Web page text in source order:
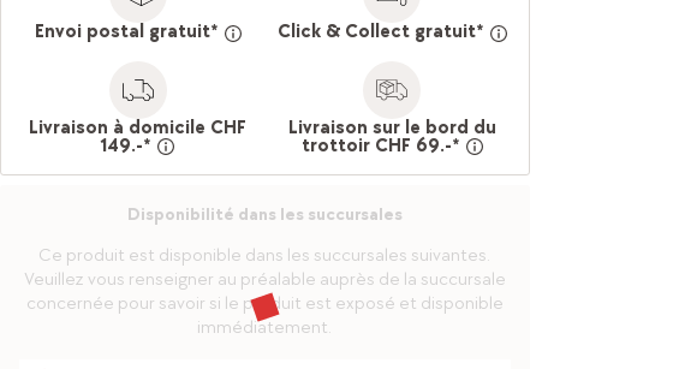
Envoi postal gratuit* Click & Collect gratuit*
Livraison à domicile CHF
149.-*
Livraison sur le bord du
trottoir CHF 69.-*
Disponibilité dans les succursales
Ce produit est disponible dans les succursales suivantes.
Veuillez vous renseigner au préalable auprès de la succursale
concernée pour savoir si le produit est exposé et disponible
immédiatement.